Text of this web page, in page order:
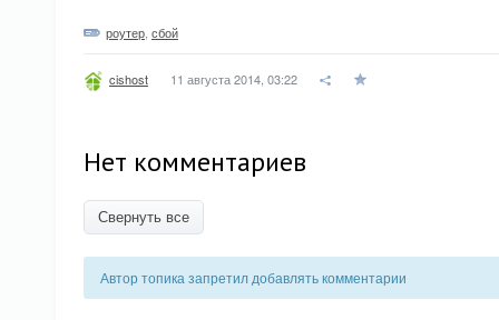
роутер сбой
cishost 11 августа 2014, 03:22
Нет комментариев
Свернуть все
Автор топика запретил добавлять комментарии